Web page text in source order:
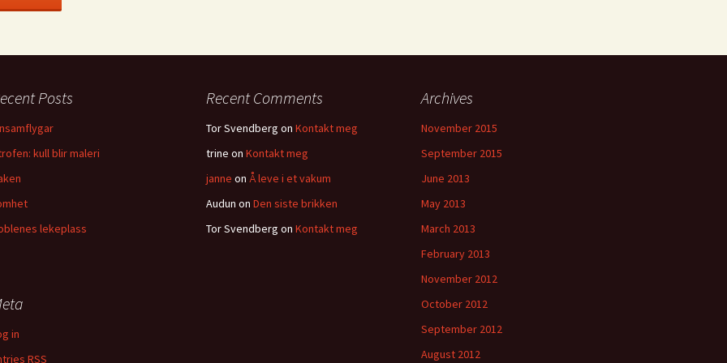
Posts
kull blir maleri
lekeplass
Recent Comments
Tor Svendberg on Kontakt meg
trine on Kontakt meg
janne on Å leve i et vakum
Audun on Den siste brikken
Tor Svendberg on Kontakt meg
Archives
November 2015
September 2015
June 2013
May 2013
March 2013
February 2013
November 2012
October 2012
September 2012
August 2012
in
RSS